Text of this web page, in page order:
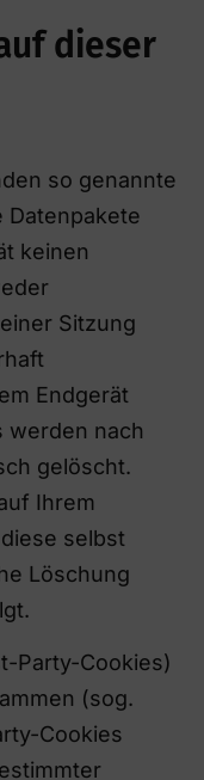
dieser
so genannte
Datenpakete
keinen
Sitzung
Endgerät
werden nach
gelöscht.
Ihrem
selbst
Löschung
Party-Cookies)
(sog.
Cookies